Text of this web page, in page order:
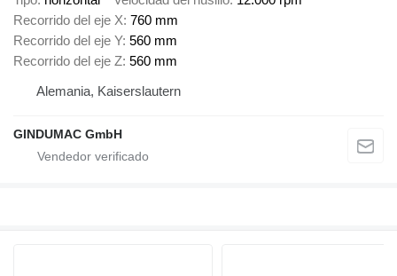
Recorrido del eje X 760 mm
Recorrido del eje Y 560 mm
Recorrido del eje Z 560 mm
Alemania, Kaiserslautern
GINDUMAC GmbH